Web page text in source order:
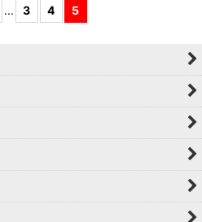
... 3 4 5